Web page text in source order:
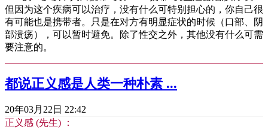
但因为这个疾病可以治疗，没有什么可特别担心的，你自己很
有可能也是携带者。只是在对方有明显症状的时候（口部、阴
部溃疡），可以暂时避免。除了性交之外，其他没有什么可需
要注意的。
都说正义感是人类一种朴素 ...
20年03月22日 22:42
正义感 (先生) ：